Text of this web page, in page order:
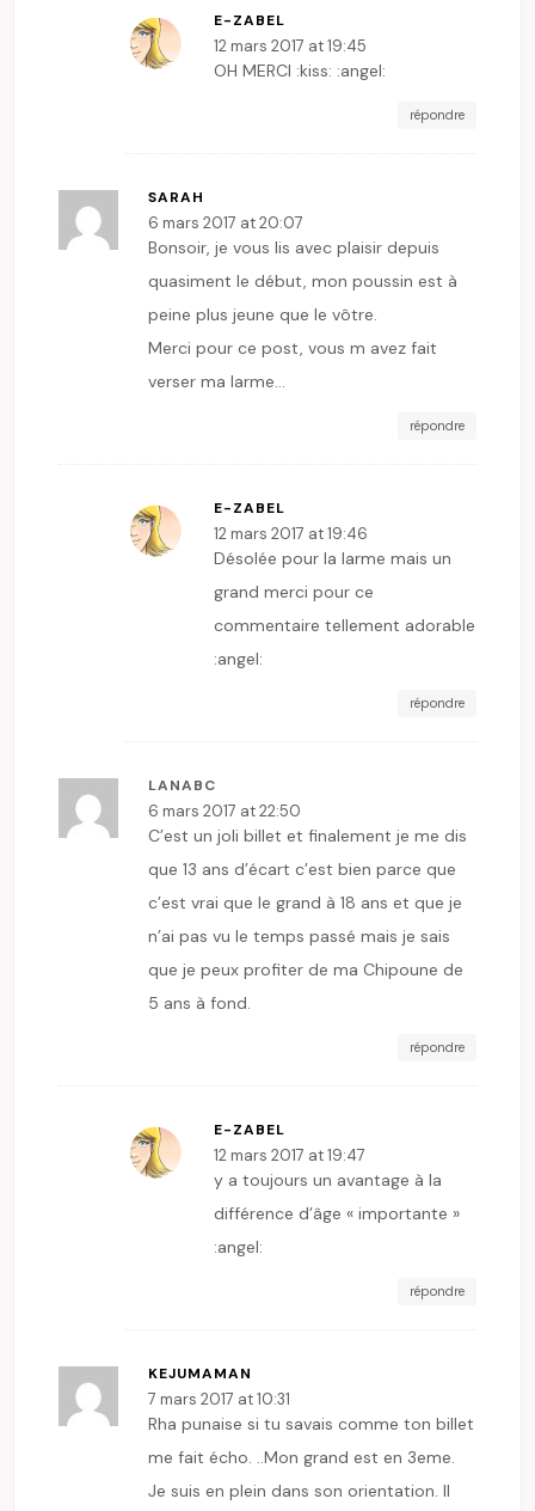
E-ZABEL
12 mars 2017 at 19:45
OH MERCI :kiss: :angel:
répondre
SARAH
6 mars 2017 at 20:07
Bonsoir, je vous lis avec plaisir depuis
quasiment le début, mon poussin est à
peine plus jeune que le vôtre.
Merci pour ce post, vous m avez fait
verser ma larme…
répondre
E-ZABEL
12 mars 2017 at 19:46
Désolée pour la larme mais un
grand merci pour ce
commentaire tellement adorable
:angel:
répondre
LANABC
6 mars 2017 at 22:50
C’est un joli billet et finalement je me dis
que 13 ans d’écart c’est bien parce que
c’est vrai que le grand à 18 ans et que je
n’ai pas vu le temps passé mais je sais
que je peux profiter de ma Chipoune de
5 ans à fond.
répondre
E-ZABEL
12 mars 2017 at 19:47
y a toujours un avantage à la
différence d’âge « importante »
:angel:
répondre
KEJUMAMAN
7 mars 2017 at 10:31
Rha punaise si tu savais comme ton billet
me fait écho. ..Mon grand est en 3eme.
Je suis en plein dans son orientation. Il